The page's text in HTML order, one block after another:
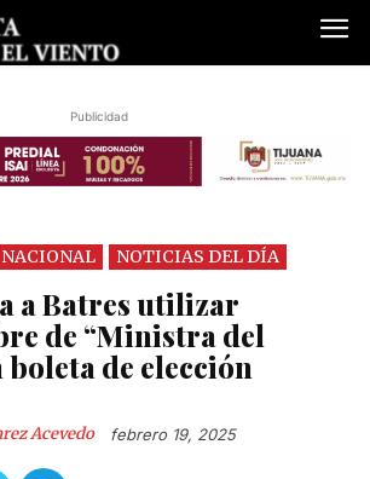
Publicidad
NACIONAL NOTICIAS DEL DÍA
a Batres utilizar
de “Ministra del
boleta de elección
Acevedo febrero 19, 2025